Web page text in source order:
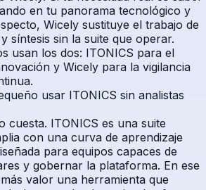
en tu panorama tecnológico y
Wicely sustituye el trabajo de
síntesis sin la suite que operar.
usan los dos: ITONICS para el
y Wicely para la vigilancia
usar ITONICS sin analistas
cuesta. ITONICS es una suite
con una curva de aprendizaje
para equipos capaces de
y gobernar la plataforma. En ese
valor una herramienta que